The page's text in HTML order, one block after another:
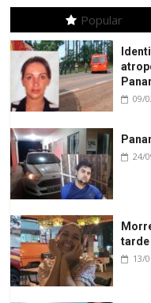
Popular
09/
24/
tarde
13/